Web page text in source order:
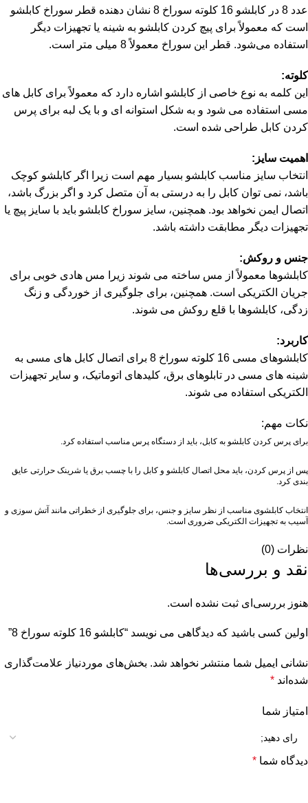
عدد 8 در کابلشو 16 کلوته سوراخ 8 نشان دهنده قطر سوراخ کابلشو
است که معمولاً برای پیچ کردن کابلشو به شینه یا تجهیزات دیگر
استفاده می‌شود. قطر این سوراخ معمولاً 8 میلی متر است.
کلوته:
این کلمه به نوع خاصی از کابلشو اشاره دارد که معمولاً برای کابل های
مسی استفاده می شود و به شکل استوانه ای و با یک لبه برای پرس
کردن کابل طراحی شده است.
اهمیت سایز:
انتخاب سایز مناسب کابلشو بسیار مهم است زیرا اگر کابلشو کوچک
باشد، نمی توان کابل را به درستی به آن متصل کرد و اگر بزرگ باشد،
اتصال ایمن نخواهد بود. همچنین، سایز سوراخ کابلشو باید با سایز پیچ یا
تجهیزات دیگر مطابقت داشته باشد.
جنس و روکش:
کابلشوها معمولاً از مس ساخته می شوند زیرا مس هادی خوبی برای
جریان الکتریکی است. همچنین، برای جلوگیری از خوردگی و زنگ
زدگی، کابلشوها با قلع روکش می شوند.
کاربرد:
کابلشوهای مسی 16 کلوته سوراخ 8 برای اتصال کابل های مسی به
شینه های مسی در تابلوهای برق، کلیدهای اتوماتیک، و سایر تجهیزات
الکتریکی استفاده می شوند.
نکات مهم:
برای پرس کردن کابلشو به کابل، باید از دستگاه پرس مناسب استفاده کرد.
پس از پرس کردن، باید محل اتصال کابلشو و کابل را با چسب برق یا شرینک حرارتی عایق
بندی کرد.
انتخاب کابلشوی مناسب از نظر سایز و جنس، برای جلوگیری از خطراتی مانند آتش سوزی و
آسیب به تجهیزات الکتریکی ضروری است.
نظرات (0)
نقد و بررسی‌ها
هنوز بررسی‌ای ثبت نشده است.
اولین کسی باشید که دیدگاهی می نویسد “كابلشو 16 كلوته سوراخ 8”
نشانی ایمیل شما منتشر نخواهد شد. بخش‌های موردنیاز علامت‌گذاری
شده‌اند *
امتیاز شما
دیدگاه شما *